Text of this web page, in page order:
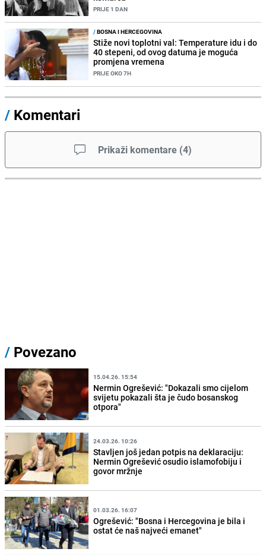
PRIJE 1 DAN
/BOSNA I HERCEGOVINA
Stiže novi toplotni val: Temperature idu i do
40 stepeni, od ovog datuma je moguća
promjena vremena
PRIJE OKO 7H
/ Komentari
Prikaži komentare (4)
/ Povezano
15.04.26. 15:54
Nermin Ogrešević: "Dokazali smo cijelom
svijetu pokazali šta je čudo bosanskog
otpora"
24.03.26. 10:26
Stavljen još jedan potpis na deklaraciju:
Nermin Ogrešević osudio islamofobiju i
govor mržnje
01.03.26. 16:07
Ogrešević: "Bosna i Hercegovina je bila i
ostat će naš najveći emanet"